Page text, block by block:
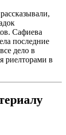
Сафиева
последние
дело в
риелторами в